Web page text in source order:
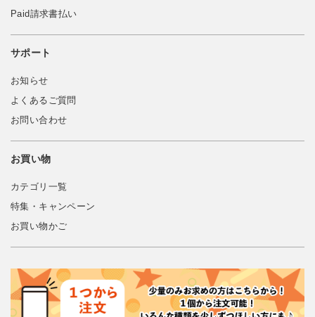
Paid請求書払い
サポート
お知らせ
よくあるご質問
お問い合わせ
お買い物
カテゴリ一覧
特集・キャンペーン
お買い物かご